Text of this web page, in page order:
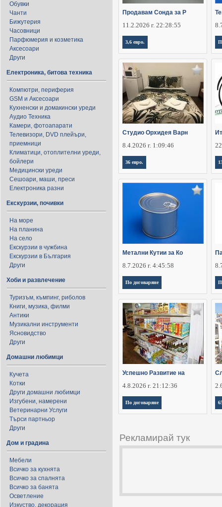
Обувки
Чанти
Бижутерия
Часовници
Парфюмерия и козметика
Аксесоари
Други
Електроника, битова техника
Компютри, периферия
GSM и Аксесоари
Кухненски и домакински уреди
Аудио Техника
Камери, фотоапарати
Телевизори, DVD плейъри,
приемници
Климатици, отоплителни уреди,
бойлери
Медицински уреди
Сешоари, маши, преси
Електроника разни
Екскурзии, почивки
На море
На планина
На село
Екскурзии в чужбина
Екскурзии в България
Други
Хоби и развлечение
Туризъм, къмпинг, риболов
Книги, музика, филми
Антики
Музикални инструменти
Ясновидство
Други
Домашни любимци
Кучета
Котки
Други домашни любимци
Изгубени, намерени
Ветеринарни Услуги
Търси партньор
Други
Дом и градина
Мебели
Всичко за кухнята
Всичко за спалнята
Всичко за банята
Осветление
Изкуство, декорация
Продавам Сонда за Р
11.2.2026 г. 22:28:55
3,6 евро.
Студио Орхидея Варн
8.4.2026 г. 1:09:46
36 евро.
Метални Кутии за Ко
8.7.2026 г. 4:45:58
По договаряне
Успешно Развитие на
4.8.2026 г. 21:12:36
По договаряне
Рекламирай тук